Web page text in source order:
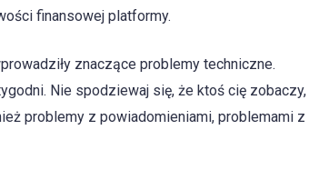
finansowej platformy.
znaczące problemy techniczne.
Nie spodziewaj się, że ktoś cię zobaczy,
problemy z powiadomieniami, problemami z